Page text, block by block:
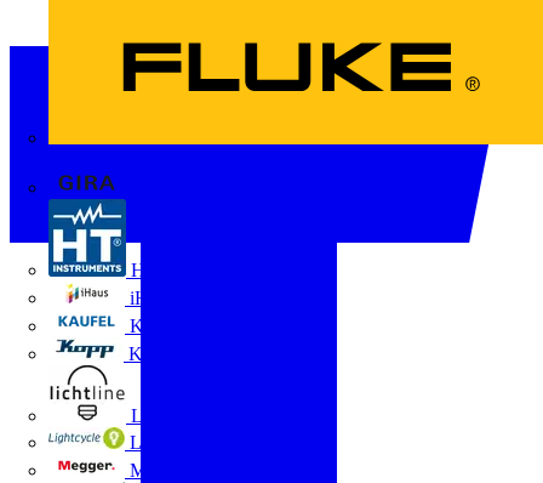
HT Instruments GmbH
iHaus
Kaufel
Kopp
Lichtline
LIGHTCYCLE
Megger